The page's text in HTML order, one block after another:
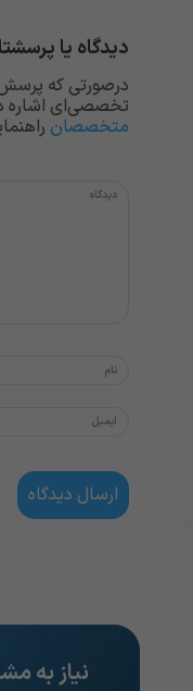
دیدگاه یا
درصورتی که
تخصصی‌ای اشاره
متخصصان
نیاز به